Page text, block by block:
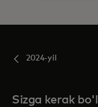
2024-yil
Sizga kerak